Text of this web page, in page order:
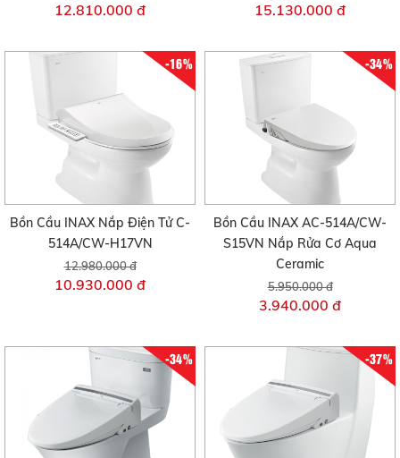
12.810.000 đ 15.130.000 đ
-16%
Bồn Cầu INAX Nắp Điện Tử C-
514A/CW-H17VN
12.980.000 đ
10.930.000 đ
-34%
Bồn Cầu INAX AC-514A/CW-
S15VN Nắp Rửa Cơ Aqua
Ceramic
5.950.000 đ
3.940.000 đ
-34% -37%